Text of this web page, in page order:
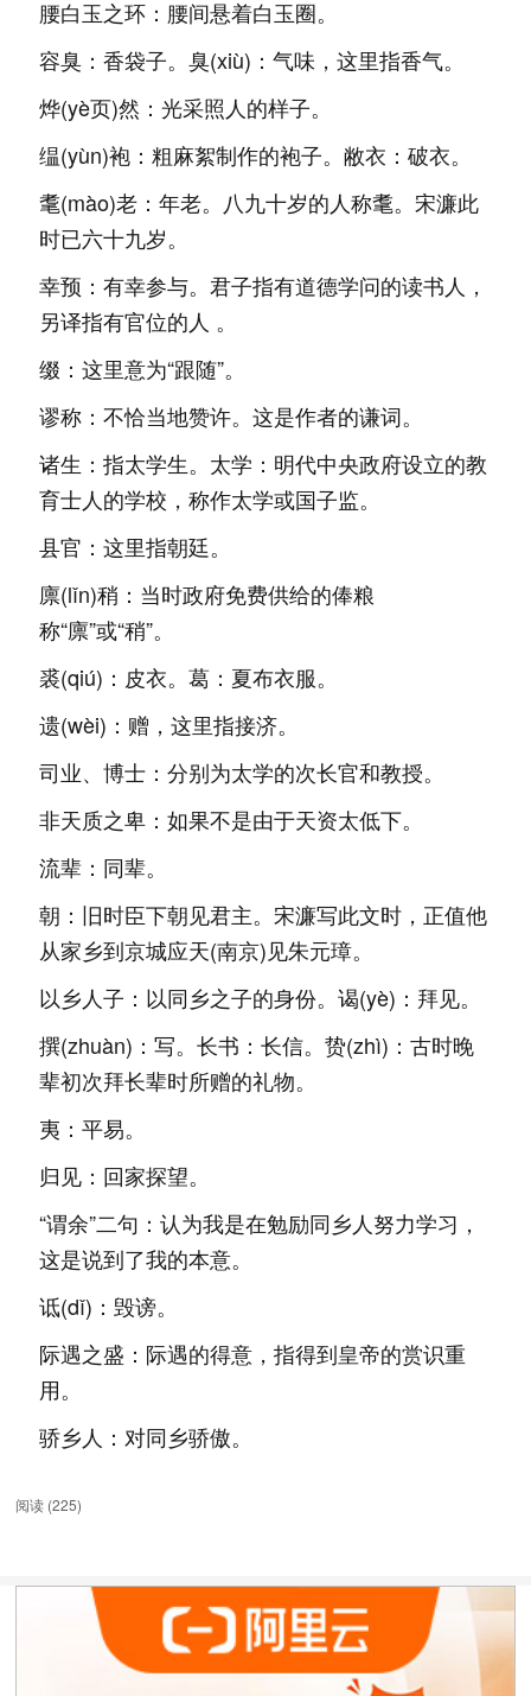
腰白玉之环：腰间悬着白玉圈。
容臭：香袋子。臭(xiù)：气味，这里指香气。
烨(yè页)然：光采照人的样子。
缊(yùn)袍：粗麻絮制作的袍子。敝衣：破衣。
耄(mào)老：年老。八九十岁的人称耄。宋濂此
时已六十九岁。
幸预：有幸参与。君子指有道德学问的读书人，
另译指有官位的人 。
缀：这里意为“跟随”。
谬称：不恰当地赞许。这是作者的谦词。
诸生：指太学生。太学：明代中央政府设立的教
育士人的学校，称作太学或国子监。
县官：这里指朝廷。
廪(lǐn)稍：当时政府免费供给的俸粮
称“廪”或“稍”。
裘(qiú)：皮衣。葛：夏布衣服。
遗(wèi)：赠，这里指接济。
司业、博士：分别为太学的次长官和教授。
非天质之卑：如果不是由于天资太低下。
流辈：同辈。
朝：旧时臣下朝见君主。宋濂写此文时，正值他
从家乡到京城应天(南京)见朱元璋。
以乡人子：以同乡之子的身份。谒(yè)：拜见。
撰(zhuàn)：写。长书：长信。贽(zhì)：古时晚
辈初次拜长辈时所赠的礼物。
夷：平易。
归见：回家探望。
“谓余”二句：认为我是在勉励同乡人努力学习，
这是说到了我的本意。
诋(dǐ)：毁谤。
际遇之盛：际遇的得意，指得到皇帝的赏识重
用。
骄乡人：对同乡骄傲。
阅读 (225)